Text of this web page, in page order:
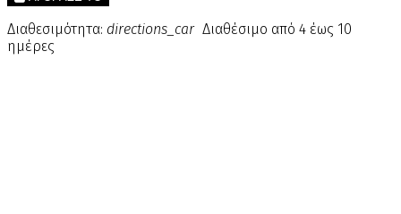
Διαθεσιμότητα: directions_car Διαθέσιμο από 4 έως 10
ημέρες